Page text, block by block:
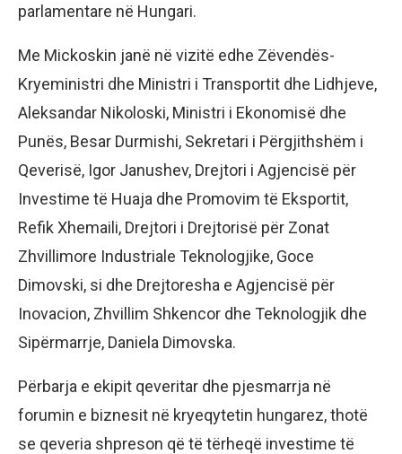
parlamentare në Hungari.
Me Mickoskin janë në vizitë edhe Zëvendës-
Kryeministri dhe Ministri i Transportit dhe Lidhjeve,
Aleksandar Nikoloski, Ministri i Ekonomisë dhe
Punës, Besar Durmishi, Sekretari i Përgjithshëm i
Qeverisë, Igor Janushev, Drejtori i Agjencisë për
Investime të Huaja dhe Promovim të Eksportit,
Refik Xhemaili, Drejtori i Drejtorisë për Zonat
Zhvillimore Industriale Teknologjike, Goce
Dimovski, si dhe Drejtoresha e Agjencisë për
Inovacion, Zhvillim Shkencor dhe Teknologjik dhe
Sipërmarrje, Daniela Dimovska.
Përbarja e ekipit qeveritar dhe pjesmarrja në
forumin e biznesit në kryeqytetin hungarez, thotë
se qeveria shpreson që të tërheqë investime të